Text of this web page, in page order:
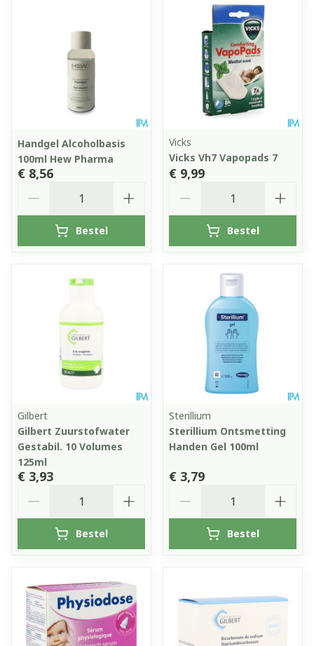
Handgel Alcoholbasis
100ml Hew Pharma
€ 8,56
Bestel
Vicks
Vicks Vh7 Vapopads 7
€ 9,99
Bestel
Gilbert
Gilbert Zuurstofwater
Gestabil. 10 Volumes
125ml
€ 3,93
Bestel
Sterillium
Sterillium Ontsmetting
Handen Gel 100ml
€ 3,79
Bestel